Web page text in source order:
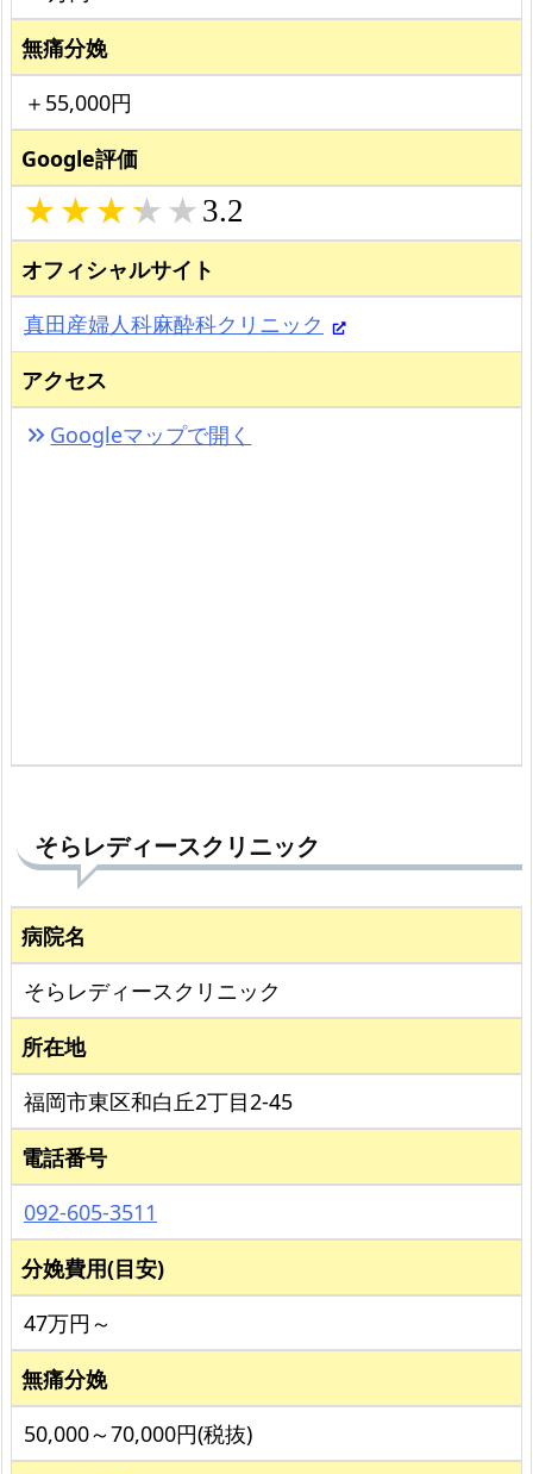
無痛分娩
＋55,000円
Google評価
3.2
オフィシャルサイト
真田産婦人科麻酔科クリニック
アクセス
keyboard_double_arrow_right Googleマップで開く
そらレディースクリニック
病院名
そらレディースクリニック
所在地
福岡市東区和白丘2丁目2-45
電話番号
092-605-3511
分娩費用(目安)
47万円～
無痛分娩
50,000～70,000円(税抜)